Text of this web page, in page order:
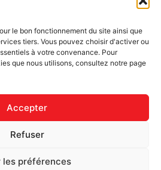
le bon fonctionnement du site ainsi que
tiers. Vous pouvez choisir d'activer ou
à votre convenance. Pour
que nous utilisons, consultez notre page
Accepter
Refuser
les préférences
NEWSLETTER
5-6 FOIS PAR ANNÉE
uniquement et désinscription possible